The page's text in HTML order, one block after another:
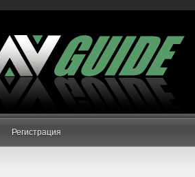
Регистрация